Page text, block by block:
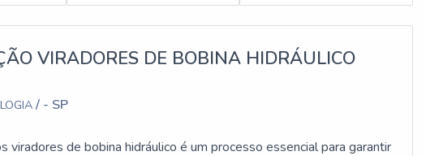
empresa que tem despontado no mercado por toda
com conteúdos que vão adicionar mais conhecimento sobre
VIRADORES DE BOBINA HIDRÁULICO
/ - SP
viradores de bobina hidráulico é um processo essencial para garantir